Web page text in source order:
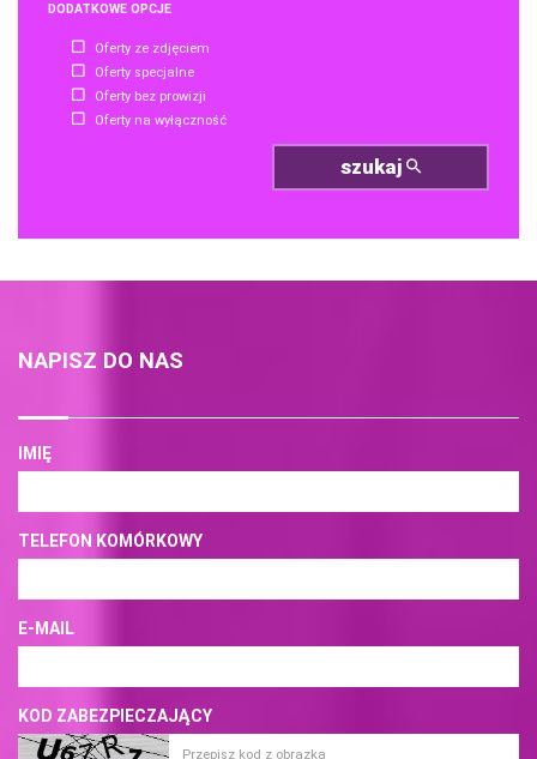
DODATKOWE OPCJE
Oferty ze zdjęciem
Oferty specjalne
Oferty bez prowizji
Oferty na wyłączność
szukaj
NAPISZ DO NAS
IMIĘ
TELEFON KOMÓRKOWY
E-MAIL
KOD ZABEZPIECZAJĄCY